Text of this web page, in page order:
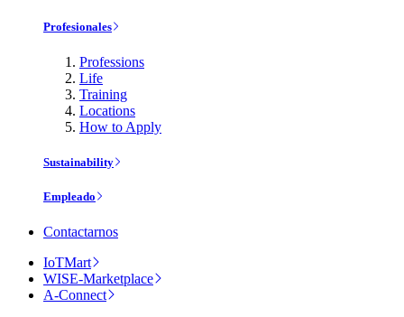
Profesionales
Professions
Life
Training
Locations
How to Apply
Sustainability
Empleado
Contactarnos
IoTMart
WISE-Marketplace
A-Connect